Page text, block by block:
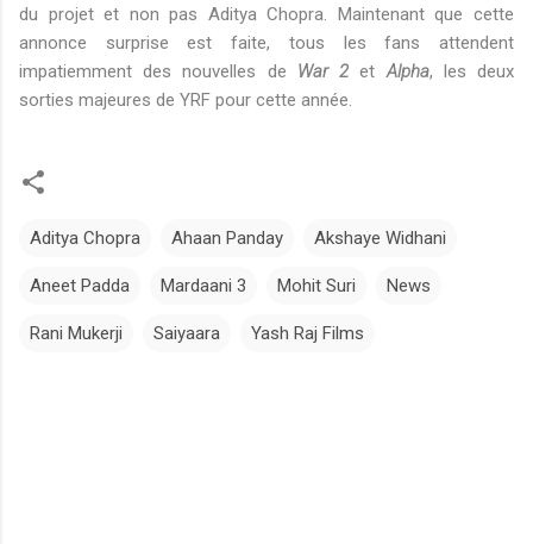
du projet et non pas Aditya Chopra. Maintenant que cette
annonce surprise est faite, tous les fans attendent
impatiemment des nouvelles de War 2 et Alpha, les deux
sorties majeures de YRF pour cette année.
Aditya Chopra Ahaan Panday Akshaye Widhani
Aneet Padda Mardaani 3 Mohit Suri News
Rani Mukerji Saiyaara Yash Raj Films